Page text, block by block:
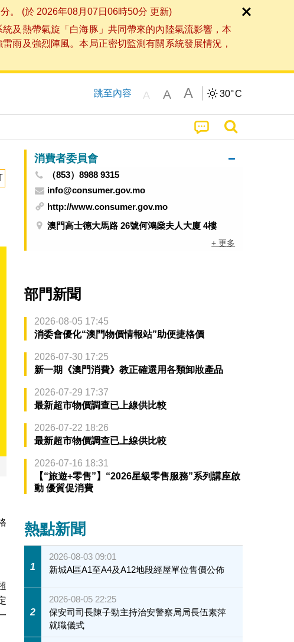
。 (於 2026年08月07日06時50分 更新)
及熱帶氣旋「白海豚」共同帶來的內陸氣流影響，本
雨及強烈陣風。本局正密切監測有關系統發展情況，
跳至內容 A A A 30°C
則
消費者委員會
（853）8988 9315
info@consumer.gov.mo
http://www.consumer.gov.mo
澳門高士德大馬路 26號何鴻燊夫人大廈 4樓
+ 更多
部門新聞
2026-08-05 17:45
消委會優化“澳門物價情報站”助便捷格價
2026-07-30 17:25
新一期《澳門消費》教正確選用各類卸妝產品
2026-07-29 17:37
最新超市物價調查已上線供比較
2026-07-22 18:26
最新超市物價調查已上線供比較
2026-07-16 18:31
【“旅遊+零售”】“2026星級零售服務”系列講座啟
動 優質促消費
熱點新聞
1
2026-08-03 09:01
新城A區A1至A4及A12地段經屋單位售價公佈
2
2026-08-05 22:25
保安司司長陳子勁主持治安警察局局長伍素萍
就職儀式